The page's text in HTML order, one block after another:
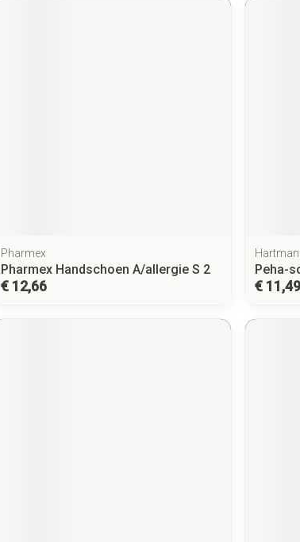
Pharmex
Pharmex Handschoen A/allergie S 2
€ 12,66
Peha-
€ 11,49